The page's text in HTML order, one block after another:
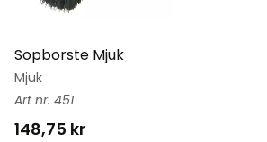
Sopborste Mjuk
Mjuk
451
148,75 kr